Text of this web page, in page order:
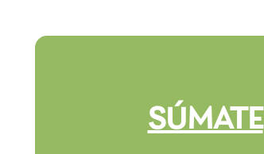
SÚMATE